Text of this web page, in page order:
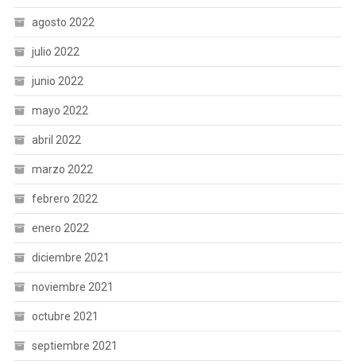
agosto 2022
julio 2022
junio 2022
mayo 2022
abril 2022
marzo 2022
febrero 2022
enero 2022
diciembre 2021
noviembre 2021
octubre 2021
septiembre 2021